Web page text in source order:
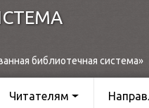
библиотечная система»
Читателям